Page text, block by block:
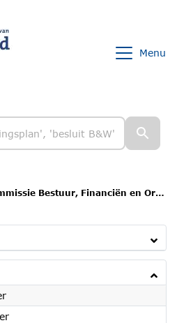
Menu
Bestuur, Financiën en Organisatie
2026
2026